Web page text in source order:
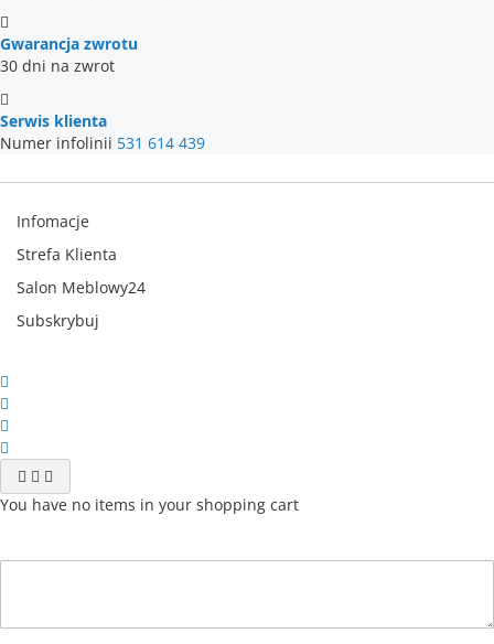
Gwarancja zwrotu
30 dni na zwrot
Serwis klienta
Numer infolinii 531 614 439
Infomacje
Strefa Klienta
Salon Meblowy24
Subskrybuj
You have no items in your shopping cart